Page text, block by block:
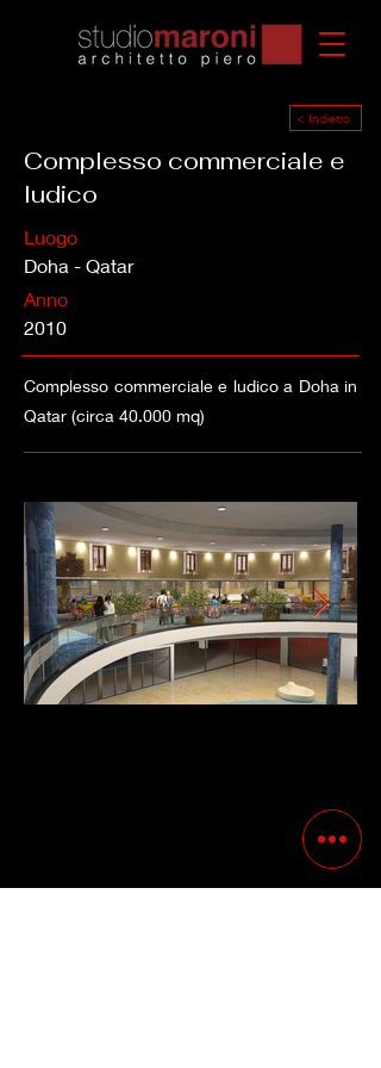
< Indietro
Complesso commerciale e
ludico
Luogo
Doha - Qatar
Anno
2010
Complesso commerciale e ludico a Doha in
Qatar (circa 40.000 mq)